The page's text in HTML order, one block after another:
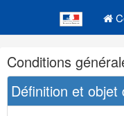
Navigation
et
outils
annexes
Conditions
Définition et objet